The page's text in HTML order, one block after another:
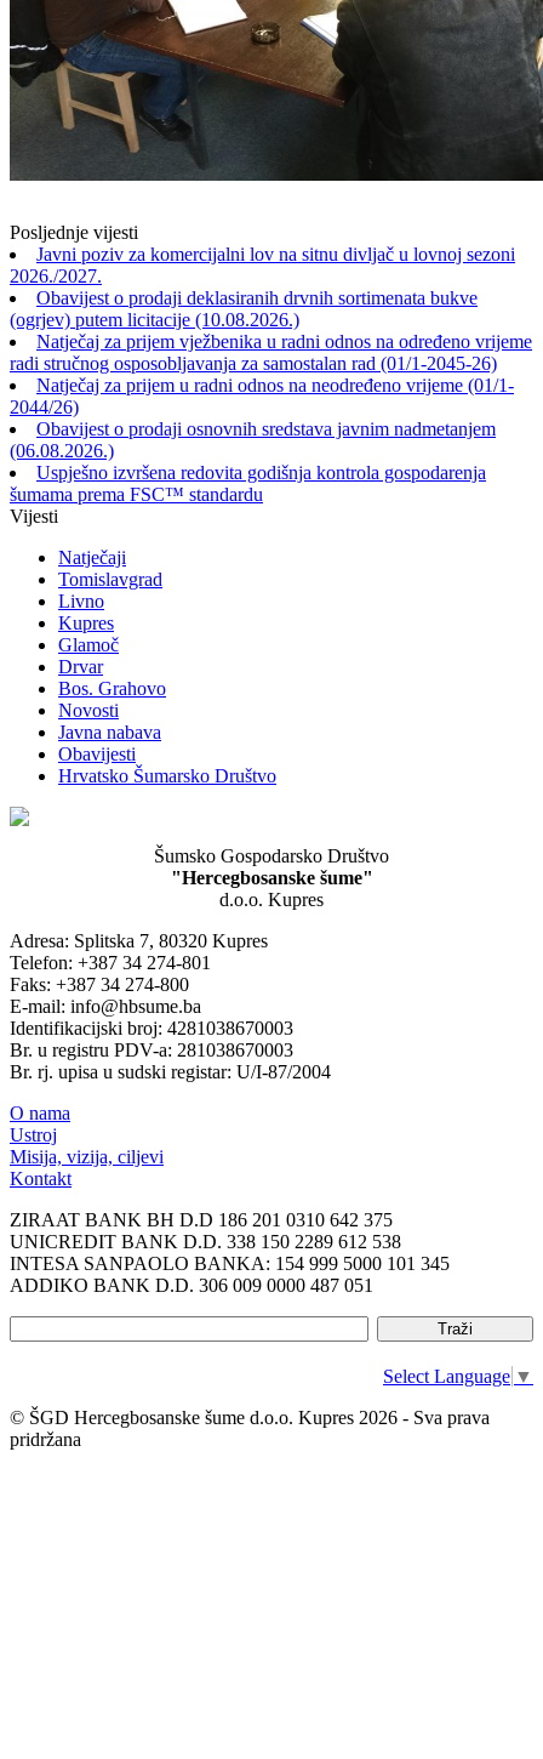
Posljednje vijesti
Javni poziv za komercijalni lov na sitnu divljač u lovnoj sezoni
2026./2027.
Obavijest o prodaji deklasiranih drvnih sortimenata bukve
(ogrjev) putem licitacije (10.08.2026.)
Natječaj za prijem vježbenika u radni odnos na određeno vrijeme
radi stručnog osposobljavanja za samostalan rad (01/1-2045-26)
Natječaj za prijem u radni odnos na neodređeno vrijeme (01/1-
2044/26)
Obavijest o prodaji osnovnih sredstava javnim nadmetanjem
(06.08.2026.)
Uspješno izvršena redovita godišnja kontrola gospodarenja
šumama prema FSC™ standardu
Vijesti
Natječaji
Tomislavgrad
Livno
Kupres
Glamoč
Drvar
Bos. Grahovo
Novosti
Javna nabava
Obavijesti
Hrvatsko Šumarsko Društvo
Šumsko Gospodarsko Društvo
"Hercegbosanske šume"
d.o.o. Kupres
Adresa: Splitska 7, 80320 Kupres
Telefon: +387 34 274-801
Faks: +387 34 274-800
E-mail: info@hbsume.ba
Identifikacijski broj: 4281038670003
Br. u registru PDV-a: 281038670003
Br. rj. upisa u sudski registar: U/I-87/2004
O nama
Ustroj
Misija, vizija, ciljevi
Kontakt
ZIRAAT BANK BH D.D 186 201 0310 642 375
UNICREDIT BANK D.D. 338 150 2289 612 538
INTESA SANPAOLO BANKA: 154 999 5000 101 345
ADDIKO BANK D.D. 306 009 0000 487 051
Select Language ▼
© ŠGD Hercegbosanske šume d.o.o. Kupres 2026 - Sva prava
pridržana